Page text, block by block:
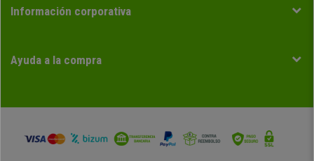
Información corporativa
Ayuda a la compra